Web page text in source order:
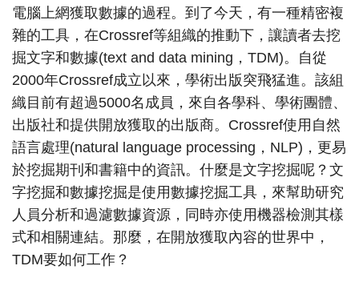
電腦上網獲取數據的過程。到了今天，有一種精密複
雜的工具，在Crossref等組織的推動下，讓讀者去挖
掘文字和數據(text and data mining，TDM)。自從
2000年Crossref成立以來，學術出版突飛猛進。該組
織目前有超過5000名成員，來自各學科、學術團體、
出版社和提供開放獲取的出版商。Crossref使用自然
語言處理(natural language processing，NLP)，更易
於挖掘期刊和書籍中的資訊。什麼是文字挖掘呢？文
字挖掘和數據挖掘是使用數據挖掘工具，來幫助研究
人員分析和過濾數據資源，同時亦使用機器檢測其樣
式和相關連結。那麼，在開放獲取內容的世界中，
TDM要如何工作？